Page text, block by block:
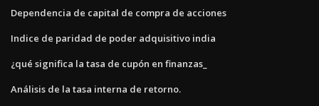
Dependencia de capital de compra de acciones
Indice de paridad de poder adquisitivo india
¿qué significa la tasa de cupón en finanzas_
Análisis de la tasa interna de retorno.